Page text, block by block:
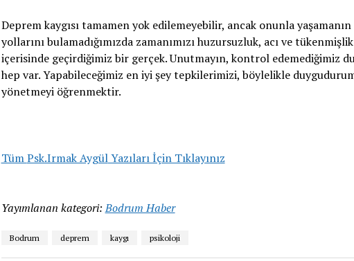
Deprem kaygısı tamamen yok edilemeyebilir, ancak onunla yaşamanın
yollarını bulamadığımızda zamanımızı huzursuzluk, acı ve tükenmişlik
içerisinde geçirdiğimiz bir gerçek. Unutmayın, kontrol edemediğimiz
hep var. Yapabileceğimiz en iyi şey tepkilerimizi, böylelikle
yönetmeyi öğrenmektir.
TümPsk.Irmak AygülYazıları İçin Tıklayınız
Yayımlanan kategori: Bodrum Haber
Bodrum deprem kaygı psikoloji